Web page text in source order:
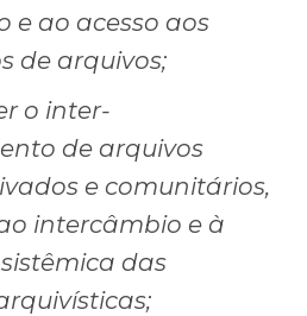
e ao acesso aos
de arquivos;
o inter-
de arquivos
e comunitários,
intercâmbio e à
das